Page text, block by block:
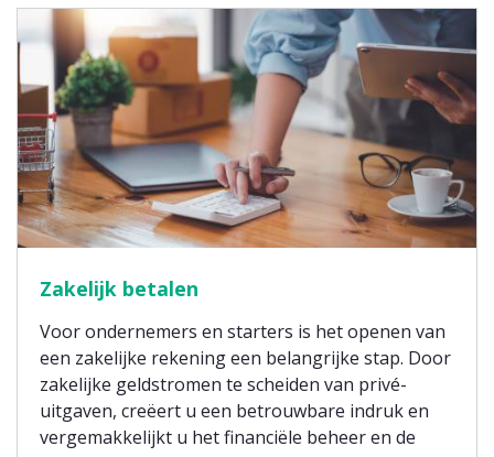
Zakelijk betalen
Voor ondernemers en starters is het openen van
een zakelijke rekening een belangrijke stap. Door
zakelijke geldstromen te scheiden van privé-
uitgaven, creëert u een betrouwbare indruk en
vergemakkelijkt u het financiële beheer en de